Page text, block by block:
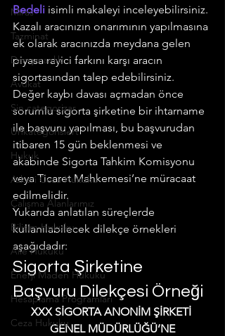
Miras
Tazminat
Danışmanlık
Avukat
Sin categorizar
Unkategorisiert
Hukuk
Askeri Ceza Hukuku
Çalışma Alanlarımız
Bilişim Hukuku
Aile Hukuku
Enerji Maden Hukuku
Hesaplama Programları
Ceza Hukuku
Bedeli isimli makaleyi inceleyebilirsiniz.
Kazalı aracınızın onarımının yapılmasına
ek olarak aracınızda meydana gelen
piyasa rayici farkını karşı aracın
sigortasından talep edebilirsiniz.
Değer kaybı davası açmadan önce
sorumlu sigorta şirketine bir ihtarname
ile başvuru yapılması, bu başvurudan
itibaren 15 gün beklenmesi ve
akabinde Sigorta Tahkim Komisyonu
veya Ticaret Mahkemesi’ne müracaat
edilmelidir.
Yukarıda anlatılan süreçlerde
kullanılabilecek dilekçe örnekleri
aşağıdadır:
Sigorta Şirketine
Başvuru Dilekçesi Örneği
XXX SİGORTA ANONİM ŞİRKETİ
GENEL MÜDÜRLÜĞÜ’NE